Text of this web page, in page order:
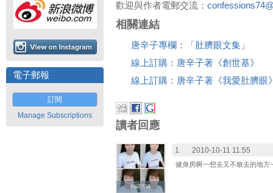
電子郵報
訂閱
Manage Subscriptions
歡迎與作者電郵交流：
相關連結
唐辛子專欄：「肚臍眼文集」
線上訂購：唐辛子著《創世基》
線上訂購：唐辛子著《我愛肚臍眼
讀者回應
kuzma
kuzma
1. 2010-10-11 11:55
健身房啊~~想去又不敢去的地方